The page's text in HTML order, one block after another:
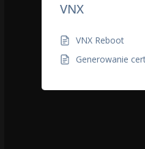
VNX
VNX Reboot
Generowanie